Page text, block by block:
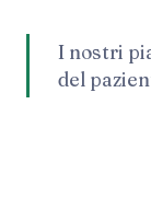
I nostri
del